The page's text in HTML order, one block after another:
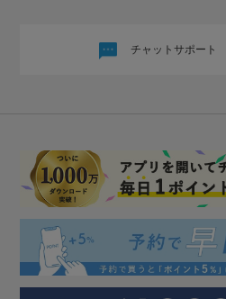
チャットサポート